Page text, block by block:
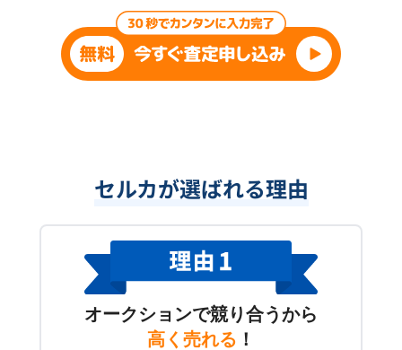
セルカが選ばれる理由
オークションで競り合うから
高く売れる ！